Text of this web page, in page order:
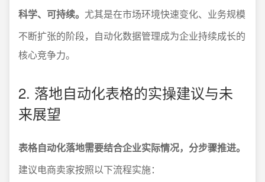
科学、可持续。 尤其是在市场环境快速变化、业务规模
不断扩张的阶段，自动化数据管理成为企业持续成长的
核心竞争力。
2. 落地自动化表格的实操建议与未
来展望
表格自动化落地需要结合企业实际情况，分步骤推进。
建议电商卖家按照以下流程实施：